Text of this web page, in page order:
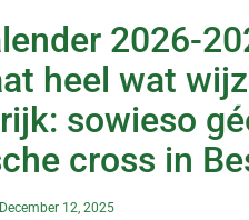
2026-
heel wat
sowieso
cross in
December 12, 2025